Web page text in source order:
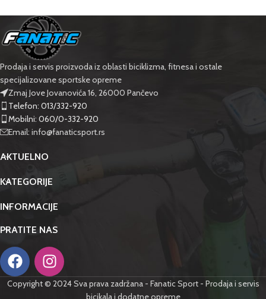
Prodaja i servis proizvoda iz oblasti biciklizma, fitnesa i ostale
specijalizovane sportske opreme
Zmaj Jove Jovanovića 16, 26000 Pančevo
Telefon: 013/332-920
Mobilni: 060/0-332-920
Email: info@fanaticsport.rs
AKTUELNO
KATEGORIJE
INFORMACIJE
PRATITE NAS
Copyright © 2024 Sva prava zadržana - Fanatic Sport - Prodaja i servis
bicikala i dodatne opreme